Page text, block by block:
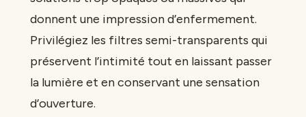
donnent une impression d’enfermement.
Privilégiez les filtres semi-transparents qui
préservent l’intimité tout en laissant passer
la lumière et en conservant une sensation
d’ouverture.